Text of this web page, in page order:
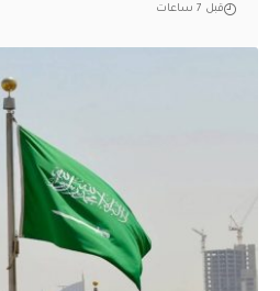
قبل 7 ساعات